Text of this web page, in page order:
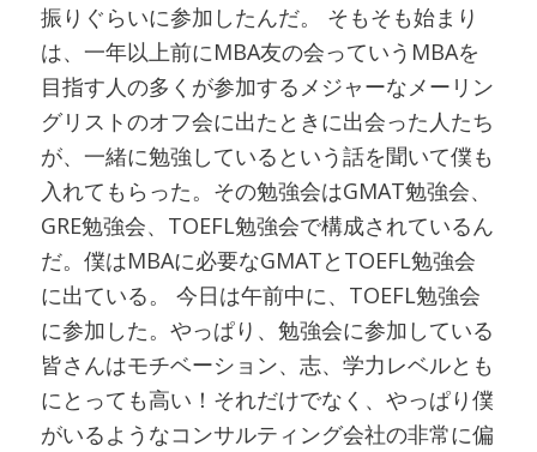
振りぐらいに参加したんだ。 そもそも始まり
は、一年以上前にMBA友の会っていうMBAを
目指す人の多くが参加するメジャーなメーリン
グリストのオフ会に出たときに出会った人たち
が、一緒に勉強しているという話を聞いて僕も
入れてもらった。その勉強会はGMAT勉強会、
GRE勉強会、TOEFL勉強会で構成されているん
だ。僕はMBAに必要なGMATとTOEFL勉強会
に出ている。 今日は午前中に、TOEFL勉強会
に参加した。やっぱり、勉強会に参加している
皆さんはモチベーション、志、学力レベルとも
にとっても高い！それだけでなく、やっぱり僕
がいるようなコンサルティング会社の非常に偏